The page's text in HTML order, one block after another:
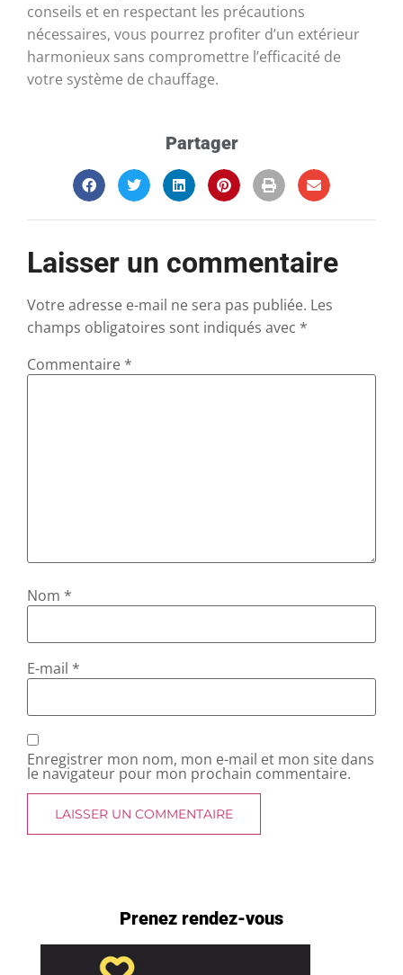
conseils et en respectant les précautions
nécessaires, vous pourrez profiter d’un extérieur
harmonieux sans compromettre l’efficacité de
votre système de chauffage.
Partager
Laisser un commentaire
Votre adresse e-mail ne sera pas publiée. Les
champs obligatoires sont indiqués avec *
Commentaire *
Nom *
E-mail *
Enregistrer mon nom, mon e-mail et mon site dans
le navigateur pour mon prochain commentaire.
Prenez rendez-vous